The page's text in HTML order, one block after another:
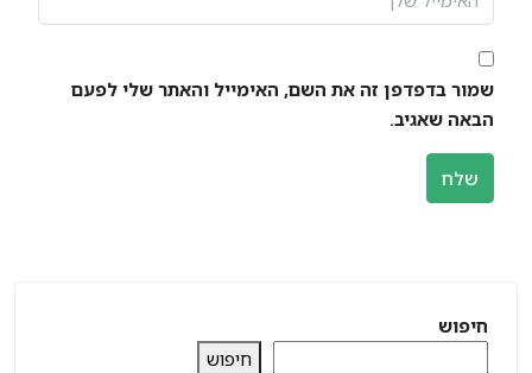
שמור בדפדפן זה את השם, האימייל והאתר שלי לפעם
הבאה שאגיב.
שלח
חיפוש
חיפוש